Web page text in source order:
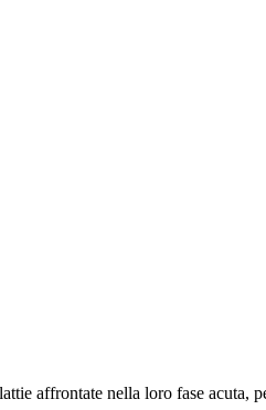
affrontate nella loro fase acuta,